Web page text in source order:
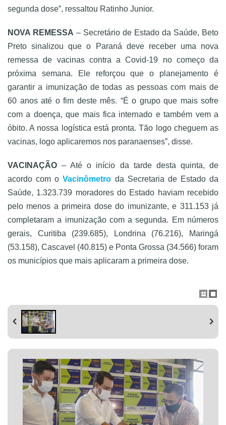
segunda dose”, ressaltou Ratinho Junior.
NOVA REMESSA – Secretário de Estado da Saúde, Beto
Preto sinalizou que o Paraná deve receber uma nova
remessa de vacinas contra a Covid-19 no começo da
próxima semana. Ele reforçou que o planejamento é
garantir a imunização de todas as pessoas com mais de
60 anos até o fim deste mês. “É o grupo que mais sofre
com a doença, que mais fica internado e também vem a
óbito. A nossa logística está pronta. Tão logo cheguem as
vacinas, logo aplicaremos nos paranaenses”, disse.
VACINAÇÃO– Até o início da tarde desta quinta, de
acordo com oVacinômetro da Secretaria de Estado da
Saúde, 1.323.739 moradores do Estado haviam recebido
pelo menos a primeira dose do imunizante, e 311.153 já
completaram a imunização com a segunda. Em números
gerais, Curitiba (239.685), Londrina (76.216), Maringá
(53.158), Cascavel (40.815) e Ponta Grossa (34.566) foram
os municípios que mais aplicaram a primeira dose.